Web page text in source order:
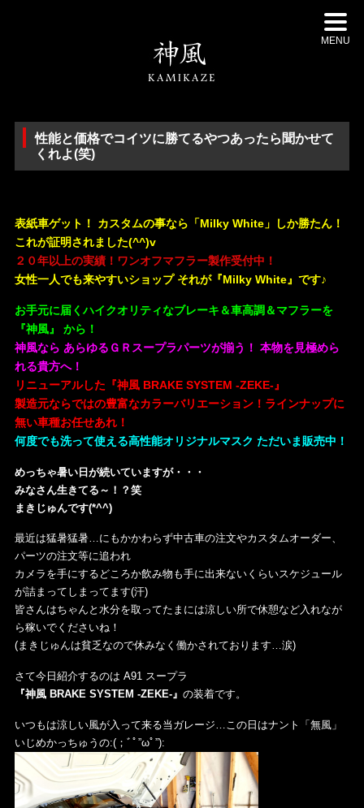
MENU
性能と価格でコイツに勝てるやつあったら聞かせて
くれよ(笑)
表紙車ゲット！ カスタムの事なら「Milky White」しか勝たん！
これが証明されました(^^)v
２０年以上の実績！ワンオフマフラー製作受付中！
女性一人でも来やすいショップ それが『Milky White』です♪
お手元に届くハイクオリティなブレーキ＆車高調＆マフラーを
『神風』 から！
神風なら あらゆるＧＲスープラパーツが揃う！ 本物を見極めら
れる貴方へ！
リニューアルした『神風 BRAKE SYSTEM -ZEKE-』
製造元ならではの豊富なカラーバリエーション！ラインナップに
無い車種お任せあれ！
何度でも洗って使える高性能オリジナルマスク ただいま販売中！
めっちゃ暑い日が続いていますが・・・
みなさん生きてる～！？笑
まきじゅんです(*^^)
最近は猛暑猛暑…にもかかわらず中古車の注文やカスタムオーダー、
パーツの注文等に追われ
カメラを手にするどころか飲み物も手に出来ないくらいスケジュール
が詰まってしまってます(汗)
皆さんはちゃんと水分を取ってたまには涼しい所で休憩など入れなが
ら稼いでくださいね！
(まきじゅんは貧乏なので休みなく働かされております…涙)
さて今日紹介するのは A91 スープラ
『神風 BRAKE SYSTEM -ZEKE-』 の装着です。
いつもは涼しい風が入って来る当ガレージ…この日はナント「無風」
いじめかっちゅうの:(；ﾞﾟ”ωﾟ”):